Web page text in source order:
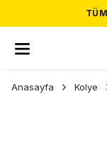
Anasayfa Kolye